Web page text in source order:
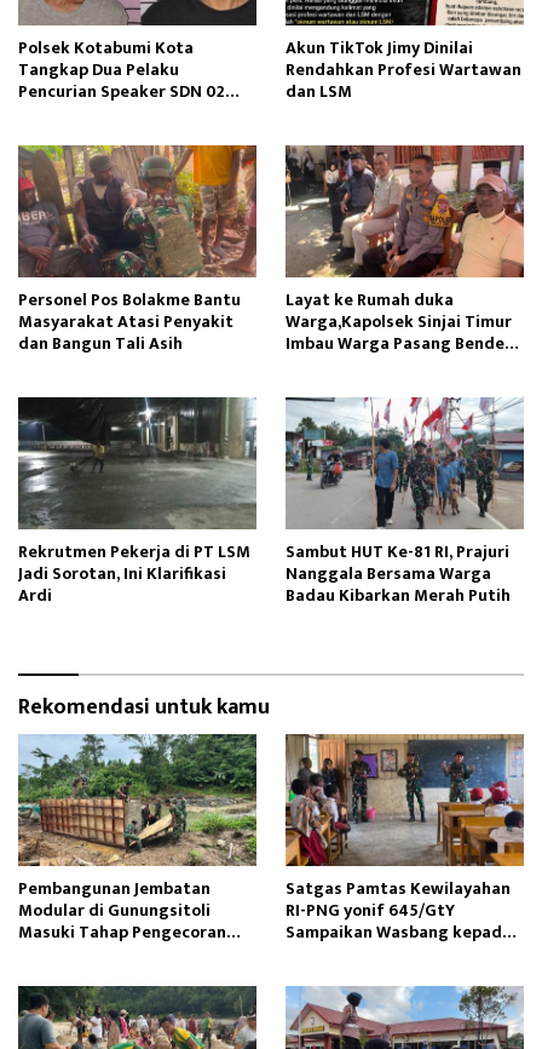
Polsek Kotabumi Kota
Tangkap Dua Pelaku
Pencurian Speaker SDN 02
Akun TikTok Jimy Dinilai
Rendahkan Profesi Wartawan
dan LSM
Personel Pos Bolakme Bantu
Masyarakat Atasi Penyakit
dan Bangun Tali Asih
Layat ke Rumah duka
Warga,Kapolsek Sinjai Timur
Imbau Warga Pasang Bendera
Rekrutmen Pekerja di PT LSM
Jadi Sorotan, Ini Klarifikasi
Ardi
Sambut HUT Ke-81 RI, Prajuri
Nanggala Bersama Warga
Badau Kibarkan Merah Putih
Rekomendasi untuk kamu
Pembangunan Jembatan
Modular di Gunungsitoli
Masuki Tahap Pengecoran
Satgas Pamtas Kewilayahan
RI-PNG yonif 645/GtY
Sampaikan Wasbang kepada